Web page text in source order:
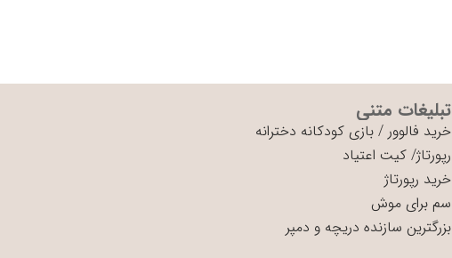
تبلیغات متنی
خرید فالوور /بازی کودکانه دخترانه
رپورتاژ/کیت اعتیاد
خرید رپورتاژ
سم برای موش
بزرگترین سازنده دریچه و دمپر